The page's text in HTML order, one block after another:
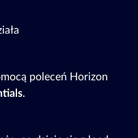
poleceń Horizon
.